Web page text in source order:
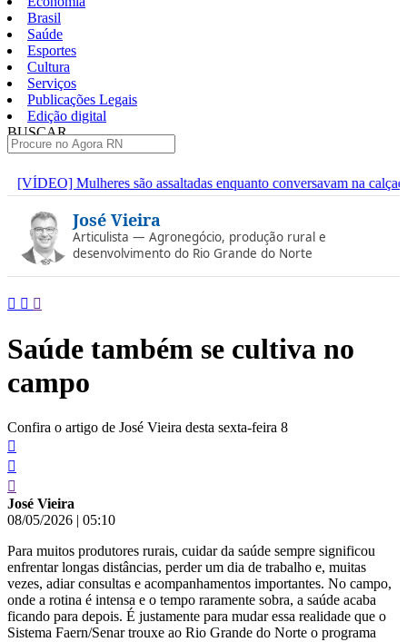
Brasil
Saúde
Esportes
Cultura
Serviços
Publicações Legais
Edição digital
BUSCAR
são assaltadas enquanto conversavam na calçada em São
conteúdo
José Vieira
Articulista — Agronegócio, produção rural e
desenvolvimento do Rio Grande do Norte
Saúde também se cultiva no
campo
Confira o artigo de José Vieira desta sexta-feira 8
José Vieira
08/05/2026 | 05:10
Para muitos produtores rurais, cuidar da saúde sempre significou
enfrentar longas distâncias, perder um dia de trabalho e, muitas
vezes, adiar consultas e acompanhamentos importantes. No campo,
onde a rotina é intensa e o tempo raramente sobra, a saúde acaba
ficando para depois. É justamente para mudar essa realidade que o
Sistema Faern/Senar trouxe ao Rio Grande do Norte o programa